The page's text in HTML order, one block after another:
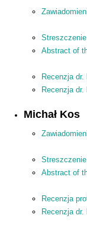
Abstract of
Recenzja
Recenzja
Michał Kos
Abstract of
Recenzja
Recenzja